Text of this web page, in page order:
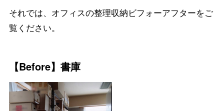
それでは、オフィスの整理収納ビフォーアフターをご
覧ください。
【Before】書庫